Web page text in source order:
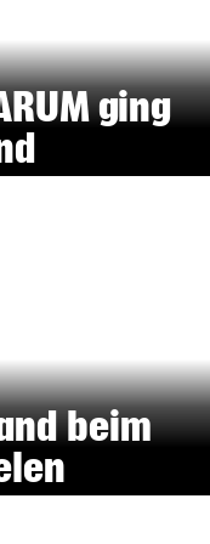
ging
beim